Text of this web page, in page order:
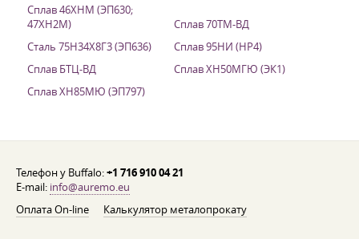
Сплав 46ХНМ (ЭП630;
47ХН2М)
Сплав 70ТМ-ВД
Сталь 75Н34Х8Г3 (ЭП636)
Сплав 95НИ (НР4)
Сплав БТЦ-ВД
Сплав ХН50МГЮ (ЭК1)
Сплав ХН85МЮ (ЭП797)
Телефон у Buffalo:+1 716 910 04 21
E-mail: info@auremo.eu
Оплата On-line
Калькулятор металопрокату